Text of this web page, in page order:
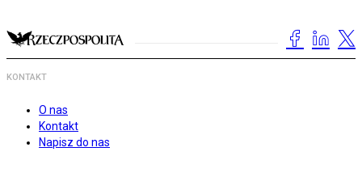
KONTAKT
O nas
Kontakt
Napisz do nas